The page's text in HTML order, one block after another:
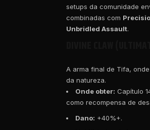
setups da comunidade
combinadas com
Unbridled Assault.
A arma final de Tifa,
da natureza.
Onde obter: Capítulo
como recompensa de
Dano: +40%+.